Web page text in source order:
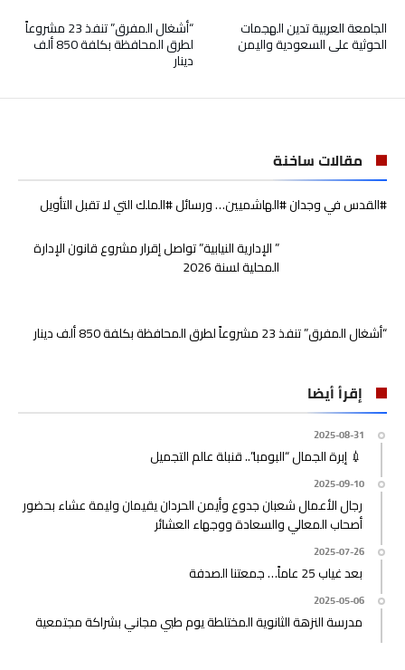
“أشغال المفرق” تنفذ 23 مشروعاً
لطرق المحافظة بكلفة 850 ألف
دينار
الجامعة العربية تدين الهجمات
الحوثية على السعودية واليمن
مقالات ساخنة
#القدس في وجدان #الهاشميين… ورسائل #الملك التي لا تقبل التأويل
” الإدارية النيابية” تواصل إقرار مشروع قانون الإدارة
المحلية لسنة 2026
“أشغال المفرق” تنفذ 23 مشروعاً لطرق المحافظة بكلفة 850 ألف دينار
إقرأ أيضا
2025-08-31
💉 إبرة الجمال “البومبا”.. قنبلة عالم التجميل
2025-09-10
رجال الأعمال شعبان جدوع وأيمن الحردان يقيمان وليمة عشاء بحضور
أصحاب المعالي والسعادة ووجهاء العشائر
2025-07-26
بعد غياب 25 عاماً… جمعتنا الصدفة
2025-05-06
مدرسة النزهة الثانوية المختلطة يوم طبي مجاني بشراكة مجتمعية